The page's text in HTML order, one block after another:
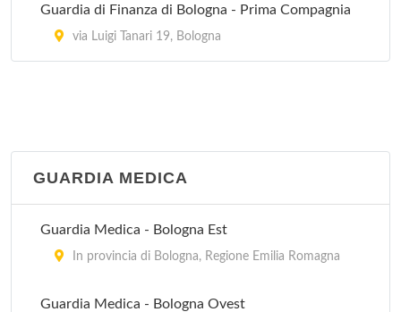
Guardia di Finanza di Bologna - Prima Compagnia
via Luigi Tanari 19, Bologna
GUARDIA MEDICA
Guardia Medica - Bologna Est
In provincia di Bologna, Regione Emilia Romagna
Guardia Medica - Bologna Ovest